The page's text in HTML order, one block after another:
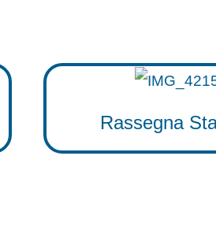
Rassegna